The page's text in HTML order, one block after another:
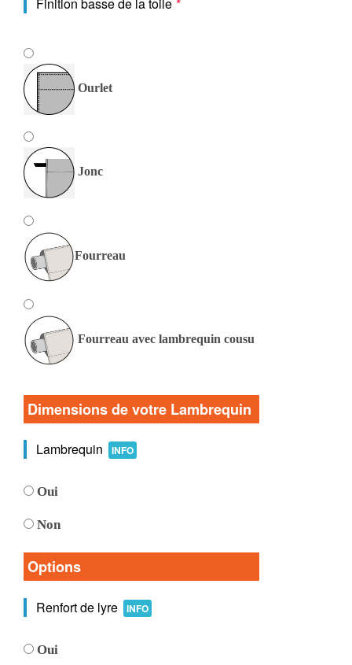
Ourlet
Jonc
Fourreau
Fourreau avec lambrequin cousu
Dimensions de votre Lambrequin
Lambrequin INFO
Oui
Non
Options
Renfort de lyre INFO
Oui